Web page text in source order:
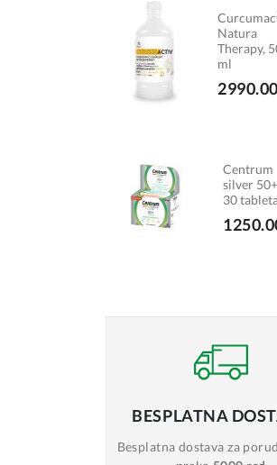
Natura
Therapy,
ml
Centrum
silver 50+
30
BESPLATNA
Besplatna dostavaza